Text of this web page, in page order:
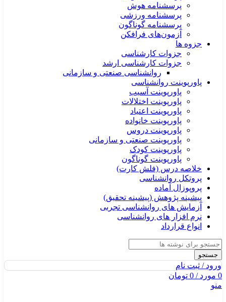
پرسشنامه هوش
پرسشنامه ورزشی
پرسشنامه گوناگون
آزمون‌های فرافکن
جزوه ها
جزوات کارشناسی
جزوات کارشناسی ارشد
روانشناسی صنعتی و سازمانی
پاورپوینت روانشناسی
پاورپوینت آسیب
پاورپوینت اختلالات
پاورپوینت اعتیاد
پاورپوینت خانواده
پاورپوینت دروس
پاورپوینت صنعتی و سازمانی
پاورپوینت کودک
پاورپوینت گوناگون
خلاصه درس (فلش کارت)
پروتکل روانشناسی
پروپوزال آماده
پیشینه پژوهش (پیشینه تحقیق)
آزمایش های روانشناسی تجربی
نرم افزار های روانشناسی
انواع قرارداد
جستجو
ورود / ثبت نام
0 مورد/
0 تومان
منو